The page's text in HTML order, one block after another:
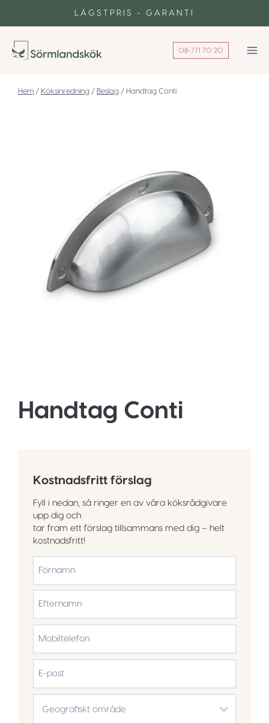
LÄGSTPRIS - GARANTI
08-771 70 20
/ Köksinredning / Beslag / Handtag Conti
Handtag Conti
Kostnadsfritt förslag
Fyll i nedan, så ringer en av våra köksrådgivare
upp dig och
tar fram ett förslag tillsammans med dig – helt
kostnadsfritt!
Efternamn
post
område